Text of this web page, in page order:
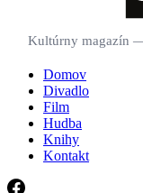
Kultúrny magazín
Domov
Divadlo
Film
Hudba
Knihy
Kontakt